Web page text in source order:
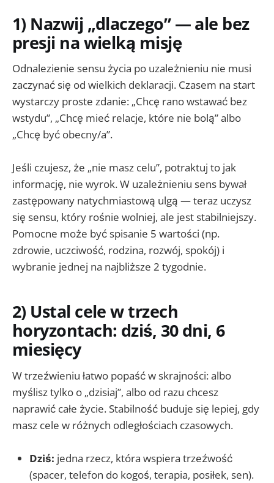
1) Nazwij „dlaczego” — ale bez
presji na wielką misję
Odnalezienie sensu życia po uzależnieniu nie musi
zaczynać się od wielkich deklaracji. Czasem na start
wystarczy proste zdanie: „Chcę rano wstawać bez
wstydu”, „Chcę mieć relacje, które nie bolą” albo
„Chcę być obecny/a”.
Jeśli czujesz, że „nie masz celu”, potraktuj to jak
informację, nie wyrok. W uzależnieniu sens bywał
zastępowany natychmiastową ulgą — teraz uczysz
się sensu, który rośnie wolniej, ale jest stabilniejszy.
Pomocne może być spisanie 5 wartości (np.
zdrowie, uczciwość, rodzina, rozwój, spokój) i
wybranie jednej na najbliższe 2 tygodnie.
2) Ustal cele w trzech
horyzontach: dziś, 30 dni, 6
miesięcy
W trzeźwieniu łatwo popaść w skrajności: albo
myślisz tylko o „dzisiaj”, albo od razu chcesz
naprawić całe życie. Stabilność buduje się lepiej, gdy
masz cele w różnych odległościach czasowych.
Dziś: jedna rzecz, która wspiera trzeźwość
(spacer, telefon do kogoś, terapia, posiłek, sen).